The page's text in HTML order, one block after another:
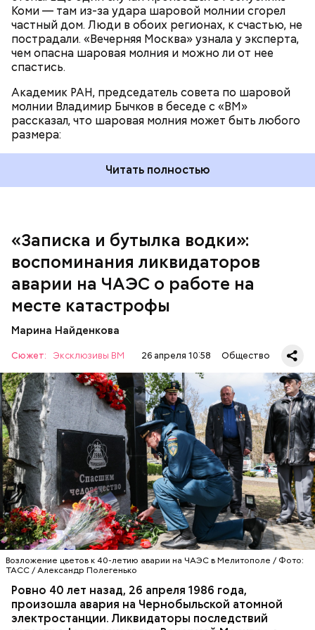
Коми — там из-за удара шаровой молнии сгорел
частный дом. Люди в обоих регионах, к счастью, не
пострадали. «Вечерняя Москва» узнала у эксперта,
чем опасна шаровая молния и можно ли от нее
спастись.
Академик РАН, председатель совета по шаровой
молнии Владимир Бычков в беседе с «ВМ»
рассказал, что шаровая молния может быть любого
размера:
Читать полностью
«Записка и бутылка водки»:
воспоминания ликвидаторов
аварии на ЧАЭС о работе на
месте катастрофы
Марина Найденкова
Сюжет: Эксклюзивы ВМ 26 апреля 10:58 Общество
Возложение цветов к 40-летию аварии на ЧАЭС в Мелитополе / Фото:
ТАСС / Александр Полегенько
Ровно 40 лет назад, 26 апреля 1986 года,
произошла авария на Чернобыльской атомной
электростанции. Ликвидаторы последствий
Специалист гражданской обороны Московского
авиацентра Владимир Макеев в 1986 году служил в
Киеве в отдельном механизированном полку
гражданской обороны. На тот момент, когда
произошла авария на Чернобыльской атомной
станции, ему было 26 лет.
транспорт. Привезли в полк. Построились. Сказали,
что произошло. Создали мобильный отряд. Через
несколько часов мы направились в сторону
Чернобыля, — вспоминает Макеев.
Поэтому он не испытывал страха.
АВАРИИ ЧЕРНОБЫЛЬ ИСТОРИЯ
Как гласит предание, совершая паломничество в
Иерусалим, Николай Чудотворец по просьбе
А еще, удержав меч палача, святой Николай спас от
смерти трех мужей, невинно осужденных
корыстолюбивым градоначальником.
За свою земную жизнь он совершил множество
добрых дел во славу Божию.